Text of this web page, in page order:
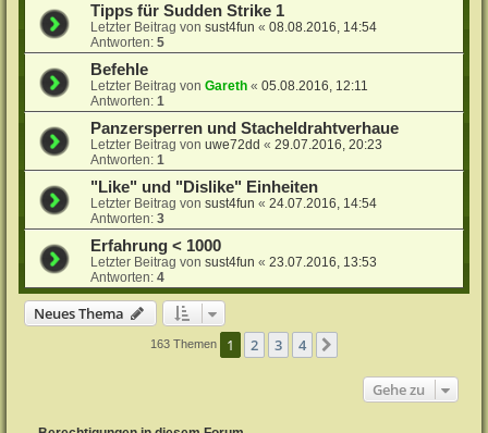
Tipps für Sudden Strike 1
Letzter Beitrag vonsust4fun «08.08.2016, 14:54
Antworten:5
Befehle
Letzter Beitrag vonGareth «05.08.2016, 12:11
Antworten:1
Panzersperren und Stacheldrahtverhaue
Letzter Beitrag vonuwe72dd «29.07.2016, 20:23
Antworten:1
"Like" und "Dislike" Einheiten
Letzter Beitrag vonsust4fun «24.07.2016, 14:54
Antworten:3
Erfahrung < 1000
Letzter Beitrag vonsust4fun «23.07.2016, 13:53
Antworten:4
Neues Thema
163 Themen 1 2 3 4
Gehe zu